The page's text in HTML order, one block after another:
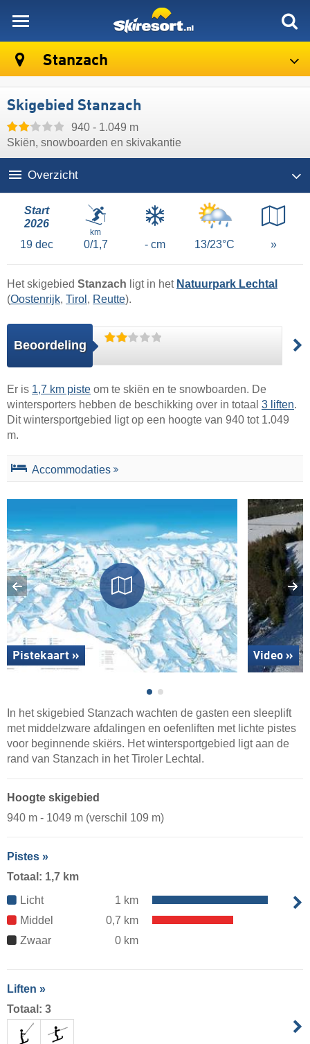
Stanzach
Skigebied Stanzach
940 - 1.049 m
Skiën, snowboarden en skivakantie
Overzicht
Start
2026
19 dec
km
0/1,7 - cm 13/23°C »
Het skigebied Stanzach ligt in het Natuurpark Lechtal
(Oostenrijk, Tirol , Reutte).
Beoordeling
Er is 1,7 km piste om te skiën en te snowboarden. De
wintersporters hebben de beschikking over in totaal 3 liften.
Dit wintersportgebied ligt op een hoogte van 940 tot 1.049
m.
Accommodaties
Pistekaart » Video »
In het skigebied Stanzach wachten de gasten een sleeplift
met middelzware afdalingen en oefenliften met lichte pistes
voor beginnende skiërs. Het wintersportgebied ligt aan de
rand van Stanzach in het Tiroler Lechtal.
Hoogte skigebied
940 m - 1049 m (verschil 109 m)
Pistes »
Totaal: 1,7 km
Licht
1 km
Middel
0,7 km
Zwaar
0 km
Liften »
Totaal: 3